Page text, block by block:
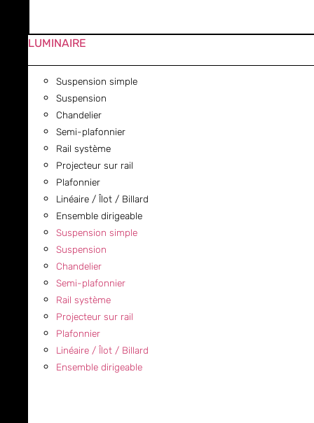
LUMINAIRE
Suspension simple
Suspension
Chandelier
Semi-plafonnier
Rail système
Projecteur sur rail
Plafonnier
Linéaire / Îlot / Billard
Ensemble dirigeable
Suspension simple
Suspension
Chandelier
Semi-plafonnier
Rail système
Projecteur sur rail
Plafonnier
Linéaire / Îlot / Billard
Ensemble dirigeable